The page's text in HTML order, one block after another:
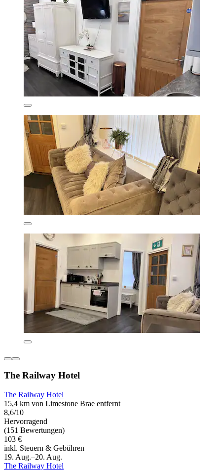
The Railway Hotel
The Railway Hotel
15,4 km von Limestone Brae entfernt
8,6/10
Hervorragend
(151 Bewertungen)
103 €
inkl. Steuern & Gebühren
19. Aug.–20. Aug.
The Railway Hotel